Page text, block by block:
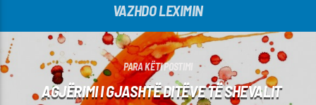
VAZHDO LEXIMIN
PARA KËTI POSTIMI
AGJËRIMI I GJASHTË DITËVE TË SHEVALIT